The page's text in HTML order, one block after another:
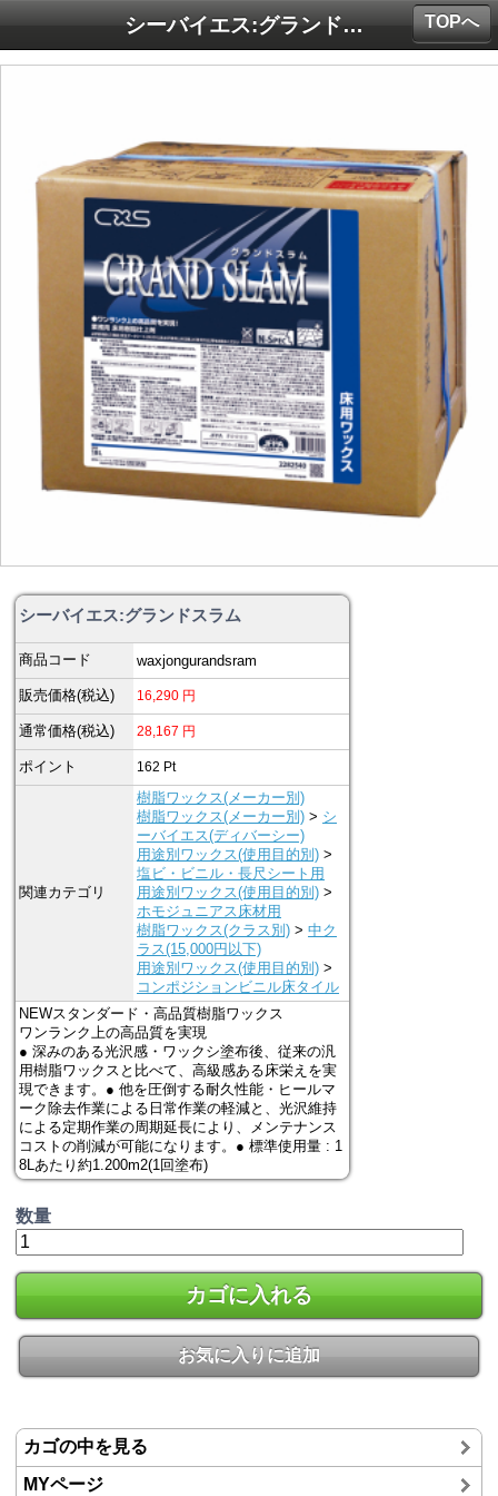
シーバイエス:グランドスラム
シーバイエス:グランドスラム
商品コード waxjongurandsram
販売価格(税込) 16,290 円
通常価格(税込) 28,167 円
ポイント 162 Pt
関連カテゴリ
樹脂ワックス(メーカー別)
樹脂ワックス(メーカー別) > シ
ーバイエス(ディバーシー)
用途別ワックス(使用目的別) >
塩ビ・ビニル・長尺シート用
用途別ワックス(使用目的別) >
ホモジュニアス床材用
樹脂ワックス(クラス別) >中ク
ラス(15,000円以下)
用途別ワックス(使用目的別) >
コンポジションビニル床タイル
NEWスタンダード・高品質樹脂ワックス
ワンランク上の高品質を実現
● 深みのある光沢感・ワックシ塗布後、従来の汎
用樹脂ワックスと比べて、高級感ある床栄えを実
現できます。● 他を圧倒する耐久性能・ヒールマ
ーク除去作業による日常作業の軽減と、光沢維持
による定期作業の周期延長により、メンテナンス
コストの削減が可能になります。● 標準使用量 : 1
8Lあたり約1.200m2(1回塗布)
数量
カゴに入れる
お気に入りに追加
カゴの中を見る
MYページ
TOPへ